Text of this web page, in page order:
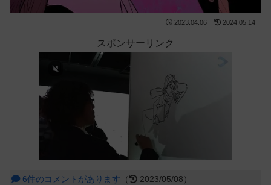
2023.04.06 2024.05.14
スポンサーリンク
6件のコメントがあります （ 2023/05/08）